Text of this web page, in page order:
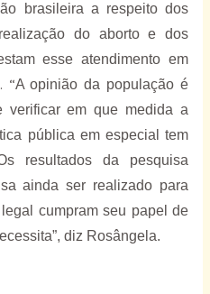
brasileira a respeito dos
do aborto e dos
esse atendimento em
. “A opinião da população é
verificar em que medida a
pública em especial tem
resultados da pesquisa
ainda ser realizado para
cumpram seu papel de
diz Rosângela.